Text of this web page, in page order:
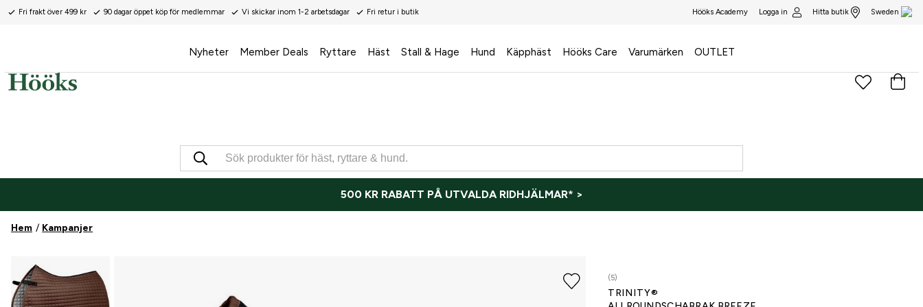
Fri frakt över 499 kr 90 dagar öppet köp för medlemmar Vi skickar inom 1-2 arbetsdagar Fri retur i butik Hööks Academy Logga in Hitta butik Sweden
Nyheter Member Deals Ryttare Häst Stall & Hage Hund Käpphäst Hööks Care Varumärken OUTLET
500 KR RABATT PÅ UTVALDA RIDHJÄLMAR* >
Hem Kampanjer
(5)
TRINITY®